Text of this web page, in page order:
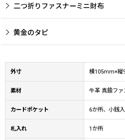
二つ折りファスナーミニ財布
黄金のタピ
外寸 横105mm×縦
素材 牛革 真鍮ファ
カードポケット 6か所、小銭
札入れ 1か所